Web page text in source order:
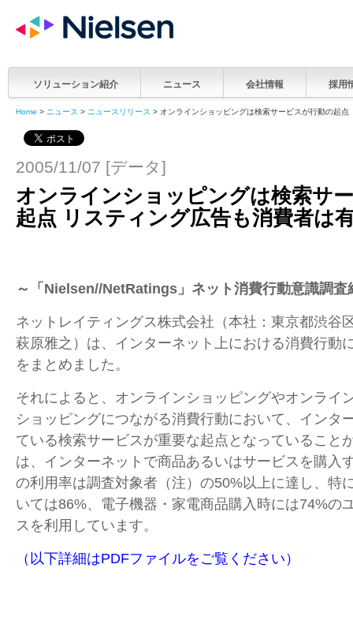
ソリューション紹介 ニュース 会社情報 採用
Home > ニュース > ニュースリリース > オンラインショッピングは検索サービスが行動の起
2005/11/07 [データ]
オンラインショッピングは検索サ
起点 リスティング広告も消費者は
～「Nielsen//NetRatings」ネット消費行動意識調査
ネットレイティングス株式会社（本社：東京都渋谷
萩原雅之）は、インターネット上における消費行動
をまとめました。
それによると、オンラインショッピングやオンライ
ショッピングにつながる消費行動において、インタ
ている検索サービスが重要な起点となっていること
は、インターネットで商品あるいはサービスを購入
の利用率は調査対象者（注）の50%以上に達し、特
いては86%、電子機器・家電商品購入時には74%の
スを利用しています。
（以下詳細はPDFファイルをご覧ください）